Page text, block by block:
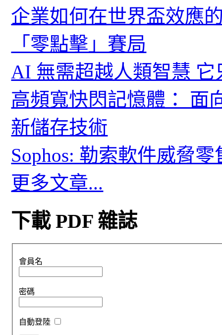
企業如何在世界盃效應
「零點擊」賽局
AI 無需超越人類智慧
高頻寬快閃記憶體： 面
新儲存技術
Sophos: 勒索軟件威脅
更多文章...
下載 PDF 雜誌
會員名
密碼
自動登陸